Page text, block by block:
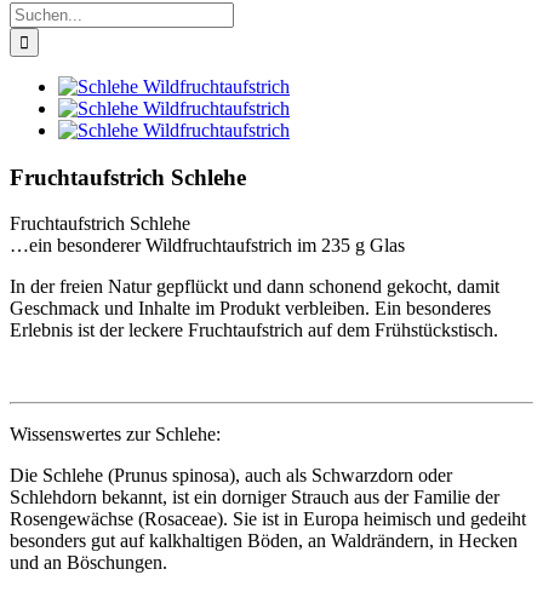
Suche
nach:
Zeige
grösseres
Bild
Fruchtaufstrich Schlehe
Fruchtaufstrich Schlehe
…ein besonderer Wildfruchtaufstrich im 235 g Glas
In der freien Natur gepflückt und dann schonend gekocht, damit
Geschmack und Inhalte im Produkt verbleiben. Ein besonderes
Erlebnis ist der leckere Fruchtaufstrich auf dem Frühstückstisch.
Wissenswertes zur Schlehe:
Die Schlehe (Prunus spinosa), auch als Schwarzdorn oder
Schlehdorn bekannt, ist ein dorniger Strauch aus der Familie der
Rosengewächse (Rosaceae). Sie ist in Europa heimisch und gedeiht
besonders gut auf kalkhaltigen Böden, an Waldrändern, in Hecken
und an Böschungen.